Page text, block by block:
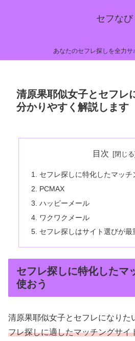
セフなび
あなたのセフレ探しを全力サ
清原果耶似女子とセフレ
分かりやすく解説します
目次
セフレ探しに特化したマッチ
PCMAX
ハッピーメール
ワクワクメール
セフレ探しはサイト選びが最
セフレ探しに特化したマ
使おう
清原果耶似女子とセフレになりた
フレ探しに適したマッチングサイ